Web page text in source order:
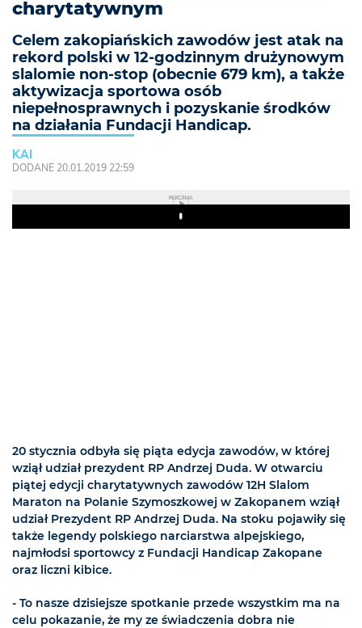
charytatywnym
Celem zakopiańskich zawodów jest atak na
rekord polski w 12-godzinnym drużynowym
slalomie non-stop (obecnie 679 km), a także
aktywizacja sportowa osób
niepełnosprawnych i pozyskanie środków
na działania Fundacji Handicap.
KAI
DODANE 20.01.2019 22:59
REKLAMA
Play
20 stycznia odbyła się piąta edycja zawodów, w której
wziął udział prezydent RP Andrzej Duda. W otwarciu
piątej edycji charytatywnych zawodów 12H Slalom
Maraton na Polanie Szymoszkowej w Zakopanem wziął
udział Prezydent RP Andrzej Duda. Na stoku pojawiły się
także legendy polskiego narciarstwa alpejskiego,
najmłodsi sportowcy z Fundacji Handicap Zakopane
oraz liczni kibice.
- To nasze dzisiejsze spotkanie przede wszystkim ma na
celu pokazanie, że my ze świadczenia dobra nie